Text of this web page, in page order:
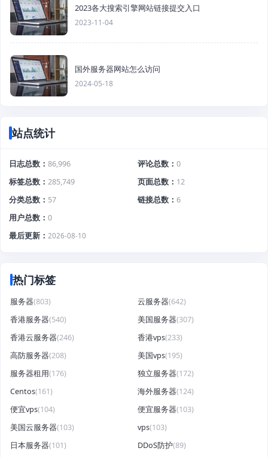
2023各大搜索引擎网站链接提交入口
2023-11-04
国外服务器网站怎么访问
2024-05-18
站点统计
日志总数 86,996 评论总数
0
标签总数
285,749 页面总数
12
分类总数
57 链接总数
6
用户总数
0
最后更新
2026-08-10
热门标签
服务器(803) 云服务器(642)
香港服务器(540) 美国服务器(307)
香港云服务器(246) 香港vps(233)
高防服务器(208) 美国vps(195)
服务器租用(176) 独立服务器(172)
Centos(161) 海外服务器(124)
便宜vps(104) 便宜服务器(103)
美国云服务器(103) vps(103)
日本服务器(101) DDoS防护(89)